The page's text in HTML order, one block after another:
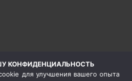
КОНФИДЕНЦИАЛЬНОСТЬ
для улучшения вашего опыта